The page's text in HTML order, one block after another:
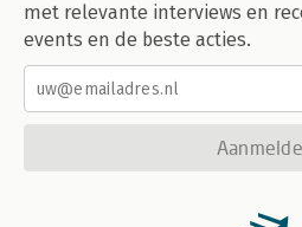
met relevante interviews en
events en de beste acties.